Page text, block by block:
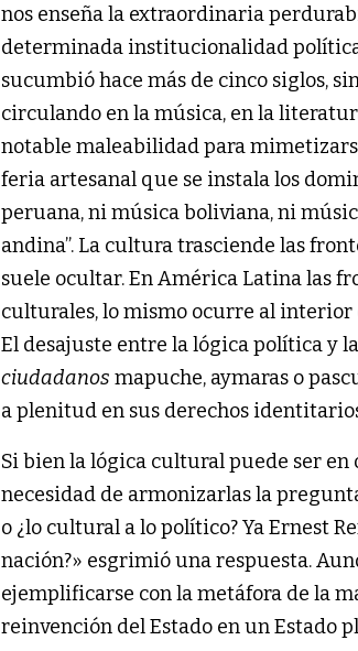
nos enseña la extraordinaria
determinada institucionalidad
sucumbió hace más de cinco siglos,
circulando en la música, en la
notable maleabilidad para
feria artesanal que se instala los
peruana, ni música boliviana, ni
andina”. La cultura trasciende las
suele ocultar. En América Latina las
culturales, lo mismo ocurre al interior
El desajuste entre la lógica política y
ciudadanos mapuche, aymaras o
a plenitud en sus derechos
Si bien la lógica cultural puede ser
necesidad de armonizarlas la
o ¿lo cultural a lo político? Ya Ernest
nación?» esgrimió una respuesta.
ejemplificarse con la metáfora de la
reinvención del Estado en un Estado